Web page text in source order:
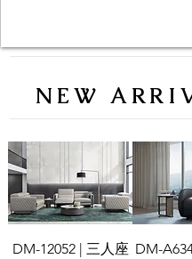
NEW
DM-12052 | 三人座 DM-